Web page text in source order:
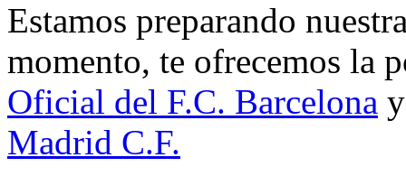
Estamos preparando
momento, te ofrecemos la
Oficial del F.C. Barcelona
Madrid C.F.